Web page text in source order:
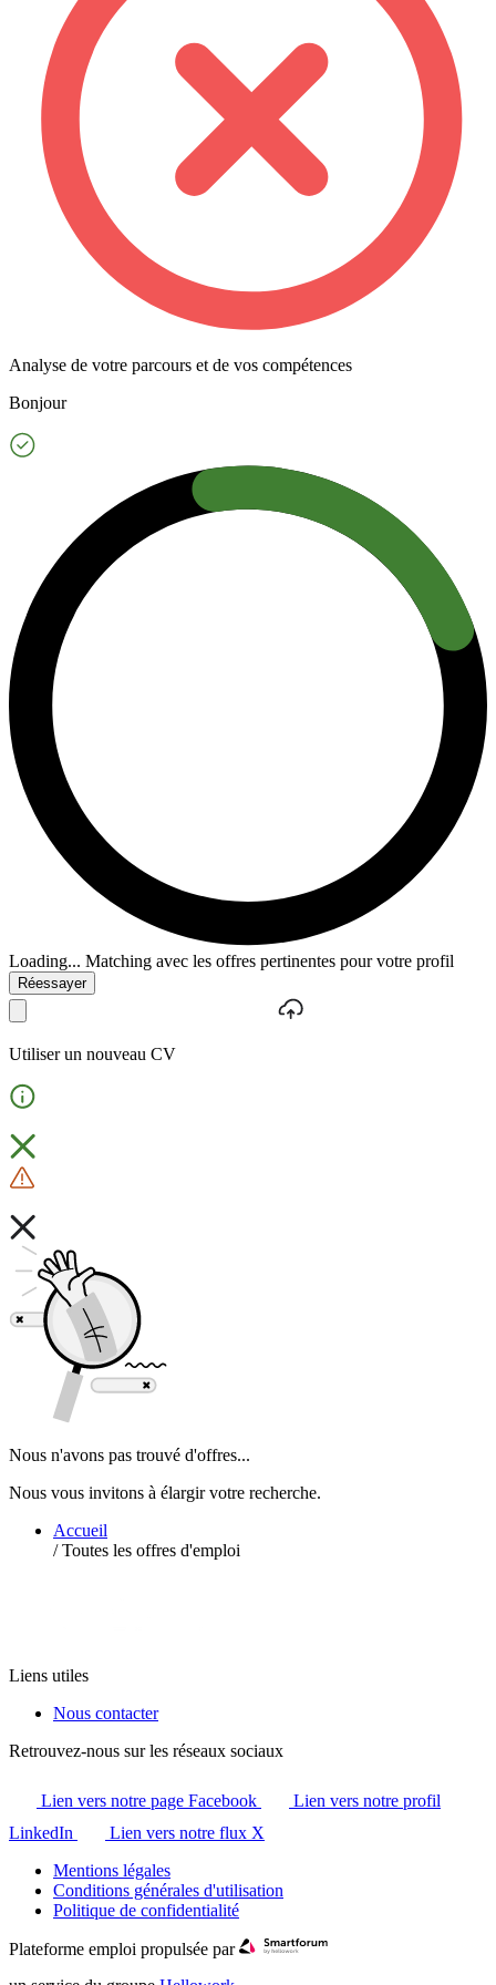
Analyse de votre parcours et de vos compétences
Bonjour
Loading... Matching avec les offres pertinentes pour votre profil
Réessayer
Utiliser un nouveau CV
Nous n'avons pas trouvé d'offres...
Nous vous invitons à élargir votre recherche.
Accueil
/ Toutes les offres d'emploi
Liens utiles
Nous contacter
Retrouvez-nous sur les réseaux sociaux
Lien vers notre page Facebook
Lien vers notre profil
LinkedIn
Lien vers notre flux X
Mentions légales
Conditions générales d'utilisation
Politique de confidentialité
Plateforme emploi propulsée par